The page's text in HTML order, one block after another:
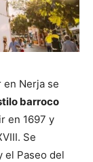
en Nerja se
barroco
en 1697 y
Se
el Paseo del